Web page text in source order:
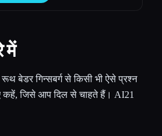
में
रूथ बेडर गिन्सबर्ग से किसी भी ऐसे प्रश्न
कहें, जिसे आप दिल से चाहते हैं। AI21